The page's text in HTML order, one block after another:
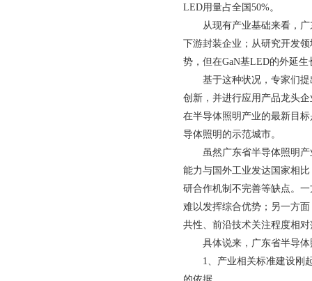
LED用量占全国50%。
从现有产业基础来看，
下游封装企业；从研究开发
势，但在GaN基LED的外延
基于这种状况，专家们
创新，并进行应用产品龙头
在半导体照明产业的最新目
导体照明的示范城市。
虽然广东省半导体照明
能力与国外工业发达国家相
研合作机制不完善等缺点。
难以发挥综合优势；另一方
共性、前沿技术关注程度相
具体说来，广东省半导
1、产业相关标准建设刚